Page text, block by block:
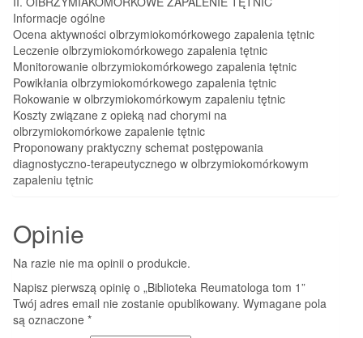
Informacje ogólne
Ocena aktywności olbrzymiokomórkowego zapalenia tętnic
Leczenie olbrzymiokomórkowego zapalenia tętnic
Monitorowanie olbrzymiokomórkowego zapalenia tętnic
Powikłania olbrzymiokomórkowego zapalenia tętnic
Rokowanie w olbrzymiokomórkowym zapaleniu tętnic
Koszty związane z opieką nad chorymi na
olbrzymiokomórkowe zapalenie tętnic
Proponowany praktyczny schemat postępowania
diagnostyczno-terapeutycznego w olbrzymiokomórkowym
zapaleniu tętnic
Opinie
Na razie nie ma opinii o produkcie.
Napisz pierwszą opinię o „Biblioteka Reumatologa tom 1”
Twój adres email nie zostanie opublikowany. Wymagane pola
są oznaczone *